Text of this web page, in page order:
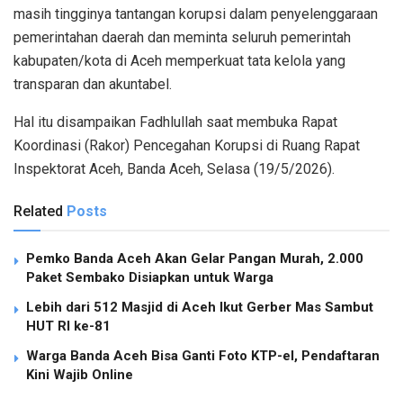
masih tingginya tantangan korupsi dalam penyelenggaraan
pemerintahan daerah dan meminta seluruh pemerintah
kabupaten/kota di Aceh memperkuat tata kelola yang
transparan dan akuntabel.
Hal itu disampaikan Fadhlullah saat membuka Rapat
Koordinasi (Rakor) Pencegahan Korupsi di Ruang Rapat
Inspektorat Aceh, Banda Aceh, Selasa (19/5/2026).
Related Posts
Pemko Banda Aceh Akan Gelar Pangan Murah, 2.000
Paket Sembako Disiapkan untuk Warga
Lebih dari 512 Masjid di Aceh Ikut Gerber Mas Sambut
HUT RI ke-81
Warga Banda Aceh Bisa Ganti Foto KTP-el, Pendaftaran
Kini Wajib Online